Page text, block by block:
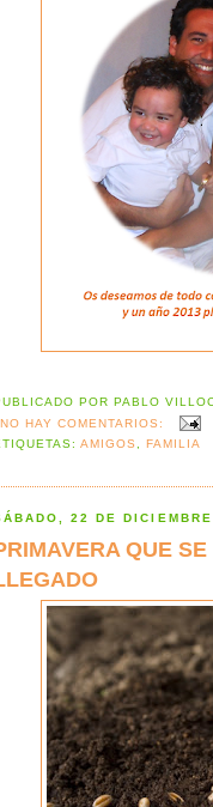
POR PABLO
NO HAY COMENTARIOS:
AMIGOS , FAMILIA
22 DE
QUE